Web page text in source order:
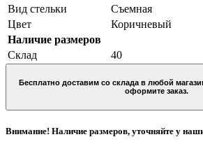
Вид стельки
Съемная
Цвет
Коричневый
Наличие размеров
Склад
40
Бесплатно доставим со склада в любой магазин. Добавьте в
оформите заказ.
Внимание! Наличие размеров, уточняйте у